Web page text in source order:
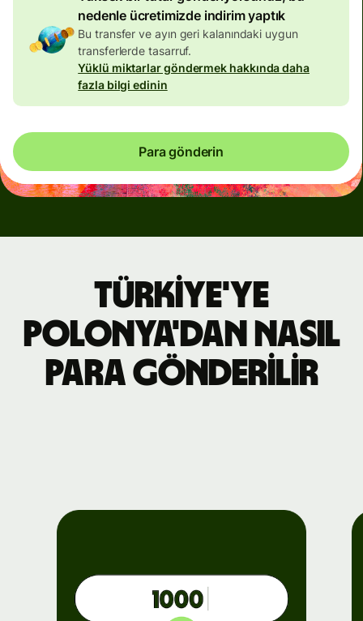
nedenle ücretimizde indirim yaptık
Bu transfer ve ayın geri kalanındaki uygun
transferlerde tasarruf.
Yüklü miktarlar göndermek hakkında daha
fazla bilgi edinin
Para gönderin
Türkiye'ye
Polonya'dan nasıl
para gönderilir